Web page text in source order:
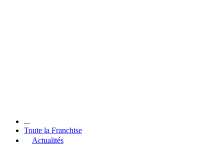
...
Toute la Franchise
Actualités